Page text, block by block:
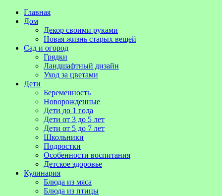
Главная
Дом
Декор своими руками
Новая жизнь старых вещей
Сад и огород
Грядки
Ландшафтный дизайн
Уход за цветами
Дети
Беременность
Новорожденные
Дети до 1 года
Дети от 3 до 5 лет
Дети от 5 до 7 лет
Школьники
Подростки
Особенности воспитания
Детское здоровье
Кулинария
Блюда из мяса
Блюда из птицы